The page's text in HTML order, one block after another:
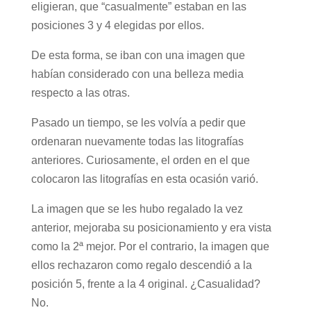
eligieran, que “casualmente” estaban en las
posiciones 3 y 4 elegidas por ellos.
De esta forma, se iban con una imagen que
habían considerado con una belleza media
respecto a las otras.
Pasado un tiempo, se les volvía a pedir que
ordenaran nuevamente todas las litografías
anteriores. Curiosamente, el orden en el que
colocaron las litografías en esta ocasión varió.
La imagen que se les hubo regalado la vez
anterior, mejoraba su posicionamiento y era vista
como la 2ª mejor. Por el contrario, la imagen que
ellos rechazaron como regalo descendió a la
posición 5, frente a la 4 original. ¿Casualidad?
No.